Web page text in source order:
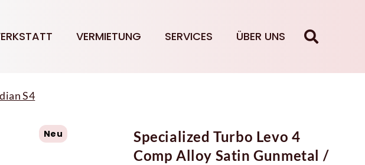
VERMIETUNG SERVICES ÜBER UNS
S4
Neu
Specialized Turbo Levo 4
Comp Alloy Satin Gunmetal /